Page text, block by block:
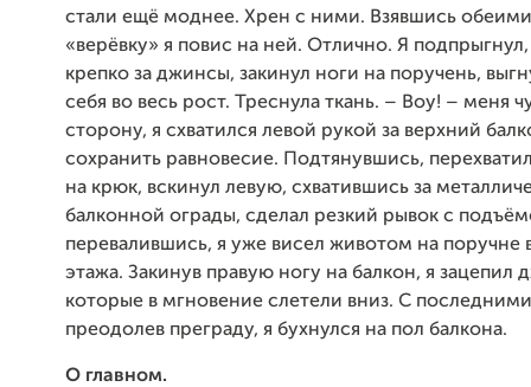
стали ещё моднее. Хрен с ними. Взявшись
«верёвку» я повис на ней. Отлично. Я подпрыгнул,
крепко за джинсы, закинул ноги на поручень,
себя во весь рост. Треснула ткань. – Воу! – меня
сторону, я схватился левой рукой за верхний
сохранить равновесие. Подтянувшись,
на крюк, вскинул левую, схватившись за
балконной ограды, сделал резкий рывок с
перевалившись, я уже висел животом на поручне
этажа. Закинув правую ногу на балкон, я зацепил
которые в мгновение слетели вниз. С
преодолев преграду, я бухнулся на пол балкона.
О главном.